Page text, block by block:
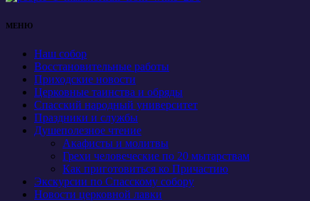
МЕНЮ
Наш собор
Восстановительные работы
Приходские новости
Церковные таинства и обряды
Спасский народный университет
Праздники и службы
Душеполезное чтение
Акафисты и молитвы
Грехи человеческие по 20 мытарствам
Как приготовиться ко Причастию
Экскурсии по Спасскому собору
Новости церковной лавки